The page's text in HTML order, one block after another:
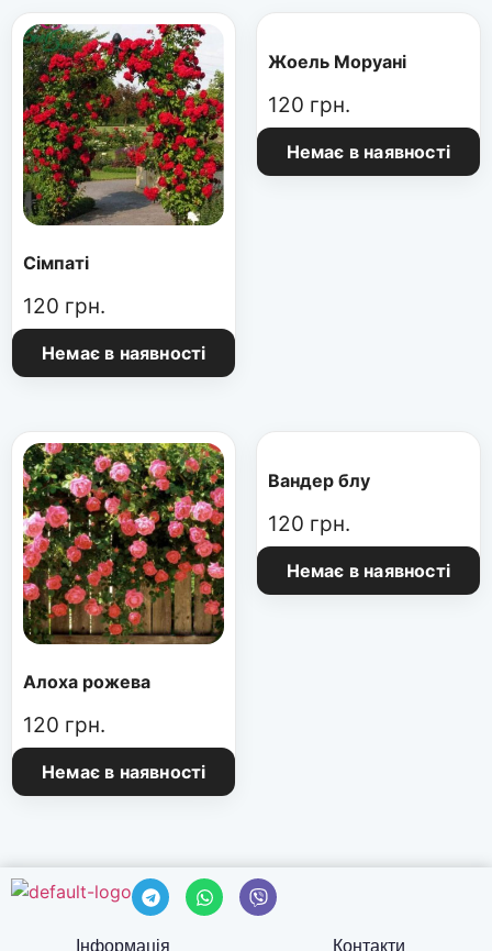
Сімпаті
120 грн.
Немає в наявності
Жоель Моруані
120 грн.
Немає в наявності
Алоха рожева
120 грн.
Немає в наявності
Вандер блу
120 грн.
Немає в наявності
Інформація Контакти